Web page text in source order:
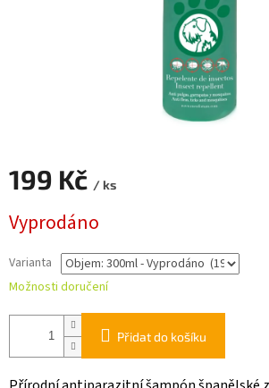
199 Kč / ks
cena:
Vyprodáno
Varianta
Možnosti doručení
Přidat do košíku